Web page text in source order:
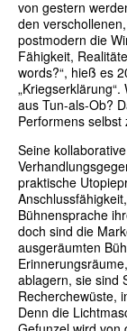
von gestern
den
postmodern die
Fähigkeit,
words?“, hieß es
aus Tun-als-Ob?
Performens selbst
Seine
praktische
Bühnensprache
doch sind die
ausgeräumten
ablagern, sie sind
Recherchewüste,
Denn die